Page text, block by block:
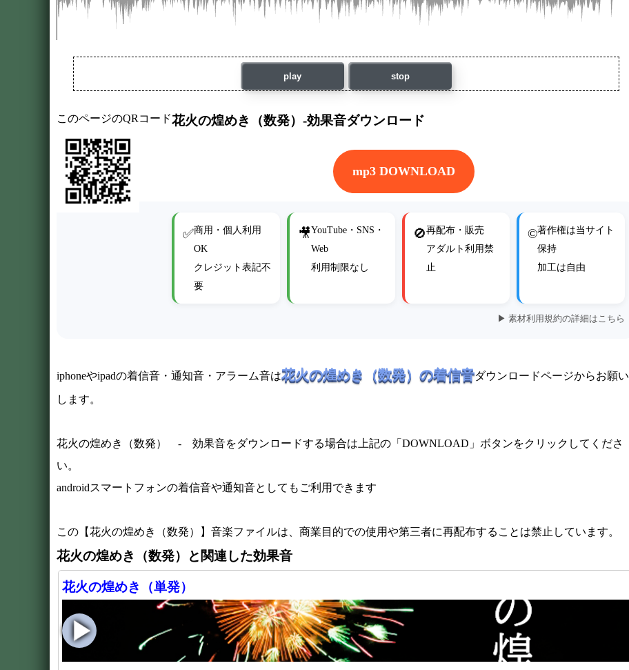
play stop
このページのQRコード花火の煌めき（数発）-効果音ダウンロード
mp3 DOWNLOAD
✅商用・個人利用
OK
クレジット表記不
要
🎥YouTube・SNS・
Web
利用制限なし
🚫再配布・販売
アダルト利用禁
止
©著作権は当サイト
保持
加工は自由
▶ 素材利用規約の詳細はこちら
iphoneやipadの着信音・通知音・アラーム音は花火の煌めき（数発）の着信音ダウンロードページからお願い
します。
花火の煌めき（数発） - 効果音をダウンロードする場合は上記の「DOWNLOAD」ボタンをクリックしてくださ
い。
androidスマートフォンの着信音や通知音としてもご利用できます
この【花火の煌めき（数発）】音楽ファイルは、商業目的での使用や第三者に再配布することは禁止しています。
花火の煌めき（数発）と関連した効果音
花火の煌めき（単発）